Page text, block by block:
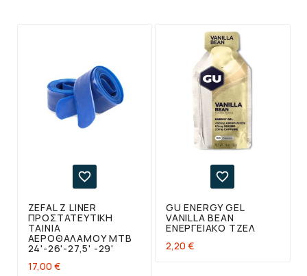

ZEFAL Z LINER
ΠΡΟΣΤΑΤΕΥΤΙΚΉ
ΤΑΙΝΊΑ
ΑΕΡΟΘΆΛΑΜΟΥ ΜΤΒ
24'-26'-27,5' -29'
17,00 €

GU ENERGY GEL
VANILLA BEAN
ΕΝΕΡΓΕΙΑΚΌ ΤΖΕΛ
2,20 €